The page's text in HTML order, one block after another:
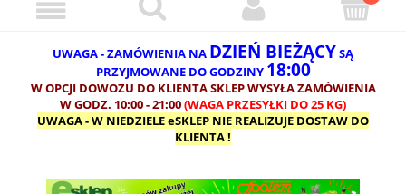
UWAGA - ZAMÓWIENIA NA DZIEŃ BIEŻĄCYSĄ
PRZYJMOWANE DO GODZINY 18:00
W OPCJI DOWOZU DO KLIENTA SKLEP WYSYŁA ZAMÓWIENIA
W GODZ. 10:00 - 21:00(WAGA PRZESYŁKI DO 25 KG)
UWAGA - W NIEDZIELE eSKLEP NIE REALIZUJE DOSTAW DO
KLIENTA !